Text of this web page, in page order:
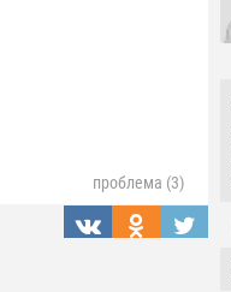
проблема (3)